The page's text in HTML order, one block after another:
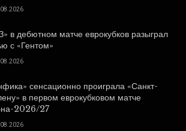
в дебютном матче еврокубков разыграл
с «Гентом»
сенсационно проиграла «Санкт-
в первом еврокубковом матче
2026/27